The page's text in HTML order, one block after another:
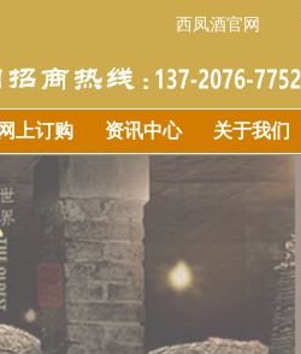
西凤酒官网
网上订购 资讯中心 关于我们